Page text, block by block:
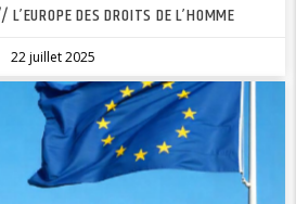
DES DROITS DE L’HOMME
22 juillet 2025